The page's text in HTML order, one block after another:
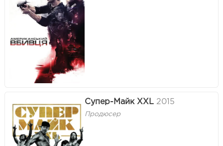
Супер-Майк XXL 2015
Продюсер